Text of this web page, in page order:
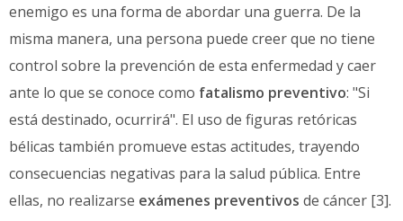
enemigo es una forma de abordar una guerra. De la
misma manera, una persona puede creer que no tiene
control sobre la prevención de esta enfermedad y caer
ante lo que se conoce como fatalismo preventivo: "Si
está destinado, ocurrirá". El uso de figuras retóricas
bélicas también promueve estas actitudes, trayendo
consecuencias negativas para la salud pública. Entre
ellas, no realizarse exámenes preventivos de cáncer [3].